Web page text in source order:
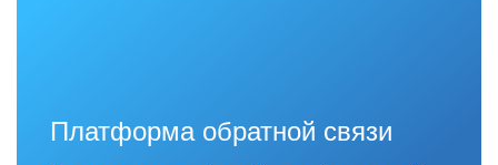
Платформа обратной связи